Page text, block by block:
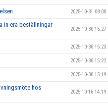
2025-10-31 08:00
in era beställningar
2025-10-30 15:27
2025-10-30 15:23
2025-10-30 15:22
2025-10-30 15:19
hos
2025-10-16 14:19